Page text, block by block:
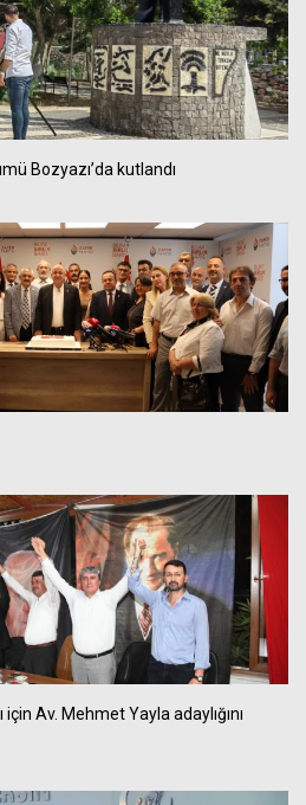
Bozyazı’da kutlandı
Av. Mehmet Yayla adaylığını